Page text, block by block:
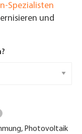
Spezialisten
und
Photovoltaik